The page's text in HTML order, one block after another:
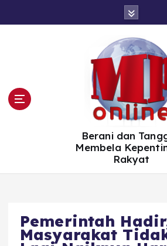
Berani dan
Membela
Rakyat
Pemerintah
Masyarakat